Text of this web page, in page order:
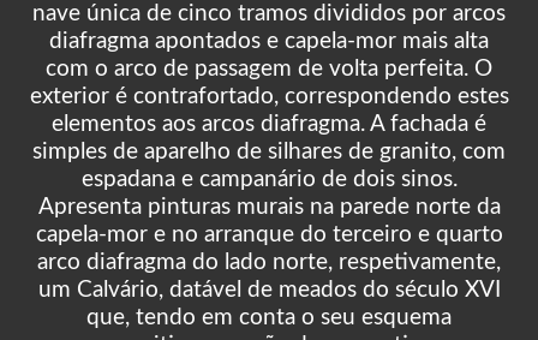
nave única de cinco tramos divididos por arcos
diafragma apontados e capela-mor mais alta
com o arco de passagem de volta perfeita. O
exterior é contrafortado, correspondendo estes
elementos aos arcos diafragma. A fachada é
simples de aparelho de silhares de granito, com
espadana e campanário de dois sinos.
Apresenta pinturas murais na parede norte da
capela-mor e no arranque do terceiro e quarto
arco diafragma do lado norte, respetivamente,
um Calvário, datável de meados do século XVI
que, tendo em conta o seu esquema